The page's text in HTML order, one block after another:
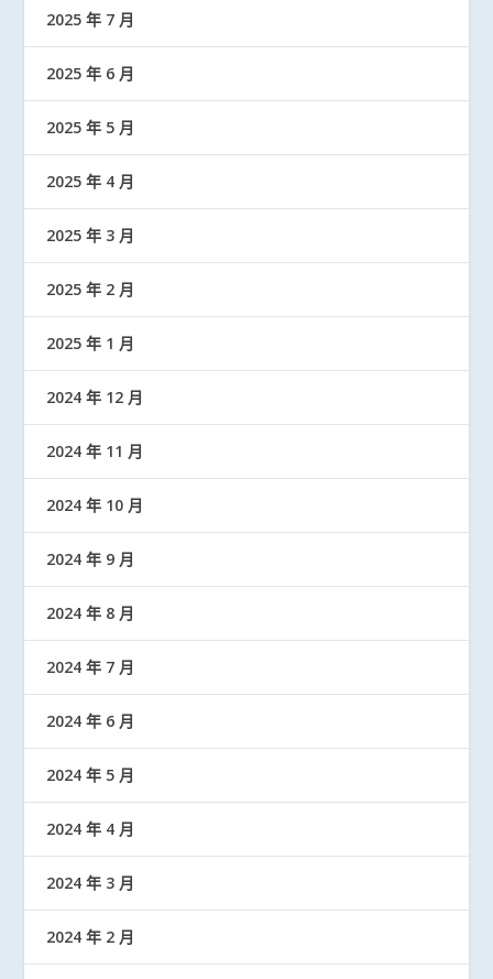
2025 年 7 月
2025 年 6 月
2025 年 5 月
2025 年 4 月
2025 年 3 月
2025 年 2 月
2025 年 1 月
2024 年 12 月
2024 年 11 月
2024 年 10 月
2024 年 9 月
2024 年 8 月
2024 年 7 月
2024 年 6 月
2024 年 5 月
2024 年 4 月
2024 年 3 月
2024 年 2 月